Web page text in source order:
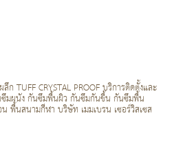
TUFF CRYSTAL PROOF บริการติดตั้งและ
มผนัง กันซึมพื้นผิว กันซึมกันชื้น กันซึมพื้น
พื้นสนามกีฬา บริษัท เมมเบรน เซอร์วิสเซส